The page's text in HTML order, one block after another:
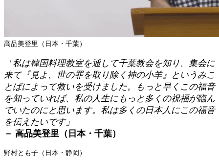
高品美登里 （日本・千葉）
「私は韓国料理教室を通して千葉教会を知り、集会に
来て『見よ、世の罪を取り除く神の小羊』というみこ
とばによって救いを受けました。もっと早くこの福音
を知っていれば、私の人生にもっと多くの祝福が臨ん
でいたのにと思います。私は多くの日本人にこの福音
を伝えたいです」
－ 高品美登里（日本・千葉）
野村とも子 （日本・静岡）